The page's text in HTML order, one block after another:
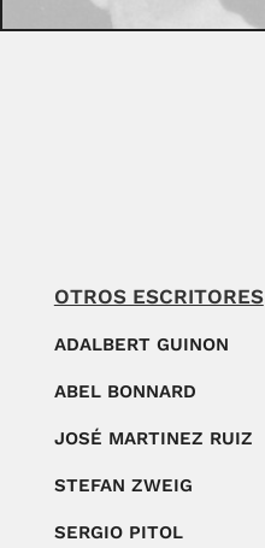
OTROS ESCRITORES
ADALBERT GUINON
ABEL BONNARD
JOSÉ MARTINEZ RUIZ
STEFAN ZWEIG
SERGIO PITOL